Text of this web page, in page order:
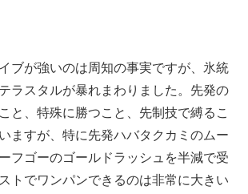
ブが強いのは周知の事実ですが、氷統
ラスタルが暴れまわりました。先発の
と、特殊に勝つこと、先制技で縛るこ
ますが、特に先発ハバタクカミのムー
フゴーのゴールドラッシュを半減で受
トでワンパンできるのは非常に大きい